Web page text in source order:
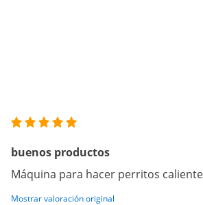
buenos productos
Máquina para hacer perritos
Mostrar valoración original